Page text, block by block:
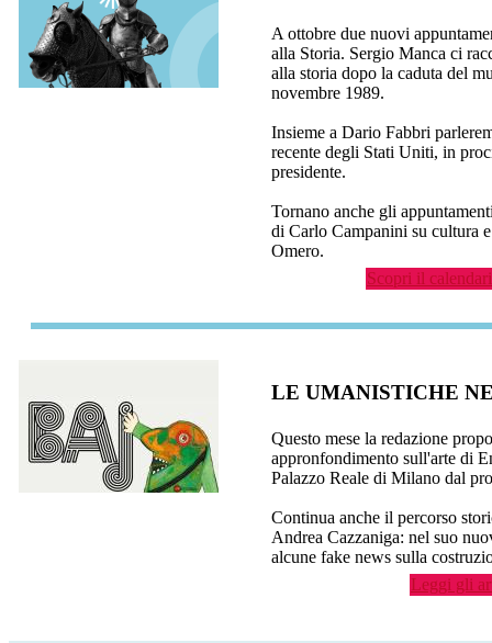
A ottobre due nuovi
alla Storia. Sergio Manca ci
alla storia dopo la caduta del
novembre 1989.
Insieme a Dario Fabbri
recente degli Stati Uniti, in
presidente.
Tornano anche gli
di Carlo Campanini su cultura
Omero.
Scopri il
LE UMANISTICHE
Questo mese la redazione
appronfondimento sull'arte di
Palazzo Reale di Milano dal
Continua anche il percorso
Andrea Cazzaniga: nel suo
alcune fake news sulla
Leggi gli